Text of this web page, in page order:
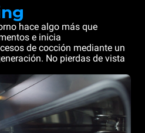
hace algo más que
e inicia
de cocción mediante un
No pierdas de vista